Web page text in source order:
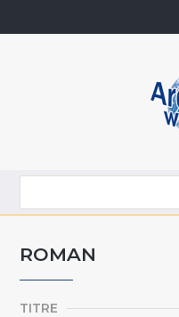
ROMAN
TITRE